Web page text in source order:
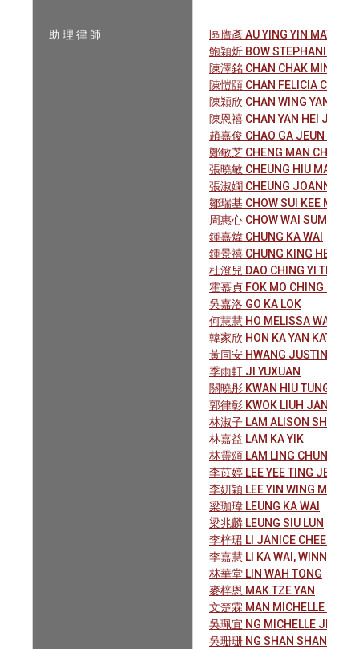
助 理 律 師
區膺彥 AU YING YIN
鮑穎炘 BOW STEPHANIE
陳澤銘 CHAN CHAK MING
陳愷頤 CHAN FELICIA CHLOE
陳穎欣 CHAN WING YAN
陳恩禧 CHAN YAN HEI
趙嘉俊 CHAO GA JEUN
鄭敏芝 CHENG MAN CHE,
張曉敏 CHEUNG HIU MAN
張淑嫻 CHEUNG JOANNE
鄒瑞基 CHOW SUI KEE
周惠心 CHOW WAI SUM
鍾嘉煒 CHUNG KA WAI
鍾景禧 CHUNG KING HEI
杜澄兒 DAO CHING YI TINA
霍慕貞 FOK MO CHING
吳嘉洛 GO KA LOK
何慧慧 HO MELISSA WAI WAI
韓家欣 HON KA YAN KATHY
黃同安 HWANG JUSTINE
季雨軒 JI YUXUAN
關曉彤 KWAN HIU TUNG
郭律彰 KWOK LIUH JANG
林淑子 LAM ALISON SHUK
林嘉益 LAM KA YIK
林靈頌 LAM LING CHUNG
李苡婷 LEE YEE TING
李姸穎 LEE YIN WING
梁珈瑋 LEUNG KA WAI
梁兆麟 LEUNG SIU LUN
李梓珺 LI JANICE CHEE
李嘉慧 LI KA WAI, WINNIE
林華堂 LIN WAH TONG
麥梓恩 MAK TZE YAN
文楚霖 MAN MICHELLE
吳珮宜 NG MICHELLE
吳珊珊 NG SHAN SHAN